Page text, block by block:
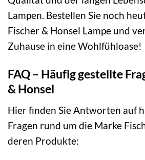
Lampen. Bestellen Sie noch
Fischer & Honsel Lampe und
Zuhause in eine Wohlfühloase!
FAQ – Häufig gestellte
& Honsel
Hier finden Sie Antworten auf
Fragen rund um die Marke
deren Produkte: